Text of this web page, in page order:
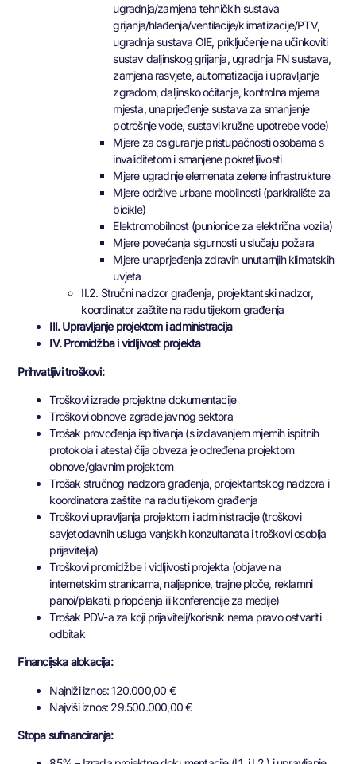
ugradnja/zamjena tehničkih sustava
grijanja/hlađenja/ventilacije/klimatizacije/PTV,
ugradnja sustava OIE, priključenje na učinkoviti
sustav daljinskog grijanja, ugradnja FN sustava,
zamjena rasvjete, automatizacija i upravljanje
zgradom, daljinsko očitanje, kontrolna mjerna
mjesta, unaprjeđenje sustava za smanjenje
potrošnje vode, sustavi kružne upotrebe vode)
Mjere za osiguranje pristupačnosti osobama s
invaliditetom i smanjene pokretljivosti
Mjere ugradnje elemenata zelene infrastrukture
Mjere održive urbane mobilnosti (parkiralište za
bicikle)
Elektromobilnost (punionice za električna vozila)
Mjere povećanja sigurnosti u slučaju požara
Mjere unaprjeđenja zdravih unutarnjih klimatskih
uvjeta
II.2. Stručni nadzor građenja, projektantski nadzor,
koordinator zaštite na radu tijekom građenja
III. Upravljanje projektom i administracija
IV. Promidžba i vidljivost projekta
Prihvatljivi troškovi:
Troškovi izrade projektne dokumentacije
Troškovi obnove zgrade javnog sektora
Trošak provođenja ispitivanja (s izdavanjem mjernih ispitnih
protokola i atesta) čija obveza je određena projektom
obnove/glavnim projektom
Trošak stručnog nadzora građenja, projektantskog nadzora i
koordinatora zaštite na radu tijekom građenja
Troškovi upravljanja projektom i administracije (troškovi
savjetodavnih usluga vanjskih konzultanata i troškovi osoblja
prijavitelja)
Troškovi promidžbe i vidljivosti projekta (objave na
internetskim stranicama, naljepnice, trajne ploče, reklamni
panoi/plakati, priopćenja ili konferencije za medije)
Trošak PDV-a za koji prijavitelj/korisnik nema pravo ostvariti
odbitak
Financijska alokacija:
Najniži iznos: 120.000,00 €
Najviši iznos: 29.500.000,00 €
Stopa sufinanciranja: